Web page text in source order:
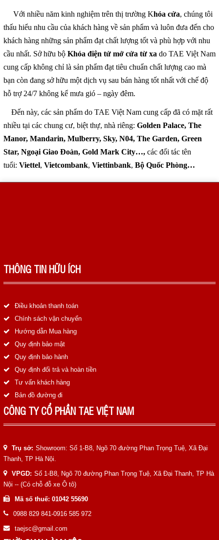
Với nhiều năm kinh nghiệm trên thị trường Khóa cửa, chúng tôi
thấu hiểu nhu cầu của khách hàng về sản phẩm và luôn đưa đến cho
khách hàng những sản phẩm đạt chất lượng tốt và phù hợp với nhu
cầu nhất. Sở hữu bộ Khóa điện tử mở cửa từ xa do TAE Việt Nam
cung cấp không chỉ là sản phẩm đạt tiêu chuẩn chất lượng cao mà
bạn còn đang sở hữu một dịch vụ sau bán hàng tốt nhất với chế độ
hỗ trợ 24/7 không kể mưa gió – ngày đêm.
Đến này, các sản phẩm do TAE Việt Nam cung cấp đã có mặt rất
nhiều tại các chung cư, biệt thự, nhà riêng: Golden Palace, The
Manor, Mandarin, Mulberry, Sky, N04, The Garden, Green
Star, Ngoại Giao Đoàn, Gold Mark City…, các đối tác tên
tuổi: Viettel, Vietcombank, Viettinbank, Bộ Quốc Phòng…
THÔNG TIN HỮU ÍCH
Điều khoản thanh toán
Chính sách vận chuyển
Hướng dẫn Mua hàng
Quy định bảo mật
Quy định bảo hành
Quy định đổi trả và hoàn tiền
Tư vấn khách hàng
Bản đồ đường đi
CÔNG TY CỔ PHẦN TAE VIỆT NAM
Trụ sở: Showroom: Số 1-B8, Ngõ 70 đường Phan Trọng Tuệ, Xã Đại
Thanh, TP Hà Nội.
VPGD: Số 1-B8, Ngõ 70 đường Phan Trọng Tuệ, Xã Đại Thanh, TP Hà
Nội -- (Có chỗ đỗ xe Ô tô)
Mã số thuế: 01042 55690
0988 829 841-0916 585 972
taejsc@gmail.com